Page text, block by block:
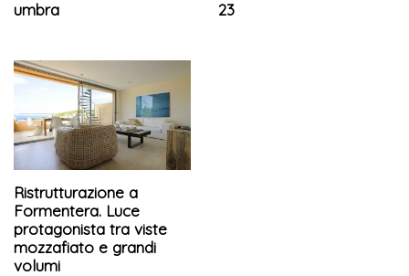
umbra
23
Ristrutturazione a
Formentera. Luce
protagonista tra viste
mozzafiato e grandi
volumi